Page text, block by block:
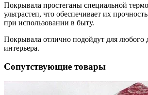
Покрывала простеганы специальной
ультрастеп, что обеспечивает их
при использовании в быту.
Покрывала отлично подойдут для любого
интерьера.
Сопутствующие товары